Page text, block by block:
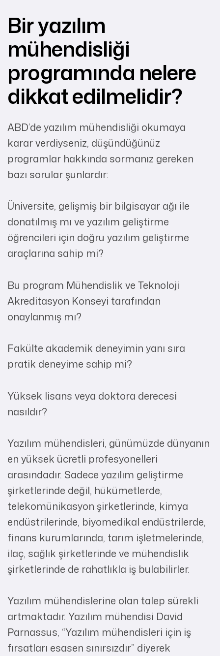
Bir yazılım
mühendisliği
programında nelere
dikkat edilmelidir?
ABD’de yazılım mühendisliği okumaya
karar verdiyseniz, düşündüğünüz
programlar hakkında sormanız gereken
bazı sorular şunlardır:
Üniversite, gelişmiş bir bilgisayar ağı ile
donatılmış mı ve yazılım geliştirme
öğrencileri için doğru yazılım geliştirme
araçlarına sahip mi?
Bu program Mühendislik ve Teknoloji
Akreditasyon Konseyi tarafından
onaylanmış mı?
Fakülte akademik deneyimin yanı sıra
pratik deneyime sahip mi?
Yüksek lisans veya doktora derecesi
nasıldır?
Yazılım mühendisleri, günümüzde dünyanın
en yüksek ücretli profesyonelleri
arasındadır. Sadece yazılım geliştirme
şirketlerinde değil, hükümetlerde,
telekomünikasyon şirketlerinde, kimya
endüstrilerinde, biyomedikal endüstrilerde,
finans kurumlarında, tarım işletmelerinde,
ilaç, sağlık şirketlerinde ve mühendislik
şirketlerinde de rahatlıkla iş bulabilirler.
Yazılım mühendislerine olan talep sürekli
artmaktadır. Yazılım mühendisi David
Parnassus, “Yazılım mühendisleri için iş
fırsatları esasen sınırsızdır” diyerek